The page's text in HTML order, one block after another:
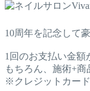
10周年を記念して
1回のお支払い金額
もちろん、施術+商
※クレジットカード